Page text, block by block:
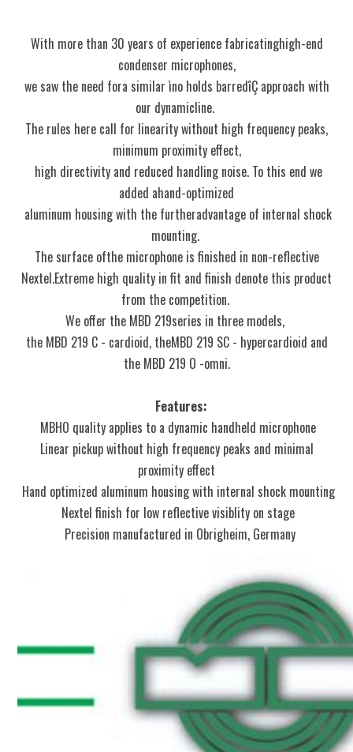
With more than 30 years of experience fabricatinghigh-end
condenser microphones,
we saw the need fora similar ìno holds barredîÇ approach with
our dynamicline.
The rules here call for linearity without high frequency peaks,
minimum proximity effect,
high directivity and reduced handling noise. To this end we
added ahand-optimized
aluminum housing with the furtheradvantage of internal shock
mounting.
The surface ofthe microphone is finished in non-reflective
Nextel.Extreme high quality in fit and finish denote this product
from the competition.
We offer the MBD 219series in three models,
the MBD 219 C - cardioid, theMBD 219 SC - hypercardioid and
the MBD 219 O -omni.
Features:
MBHO quality applies to a dynamic handheld microphone
Linear pickup without high frequency peaks and minimal
proximity effect
Hand optimized aluminum housing with internal shock mounting
Nextel finish for low reflective visiblity on stage
Precision manufactured in Obrigheim, Germany